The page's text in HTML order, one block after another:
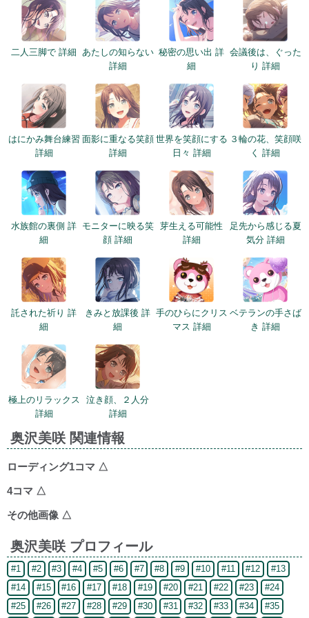
二人三脚で 詳細 あたしの知らない
詳細
秘密の思い出 詳
細
会議後は、ぐった
り 詳細
はにかみ舞台練習
詳細
面影に重なる笑顔
詳細
世界を笑顔にする
日々 詳細
３輪の花、笑顔咲
く 詳細
水族館の裏側 詳
細
モニターに映る笑
顔 詳細
芽生える可能性
詳細
足先から感じる夏
気分 詳細
託された祈り 詳
細
きみと放課後 詳
細
手のひらにクリス
マス 詳細
ベテランの手さば
き 詳細
極上のリラックス
詳細
泣き顔、２人分
詳細
奥沢美咲 関連情報
ローディング1コマ △
4コマ △
その他画像 △
奥沢美咲 プロフィール
#1 #2 #3 #4 #5 #6 #7 #8 #9 #10 #11 #12
#13
#14
#15 #16 #17 #18 #19 #20 #21 #22 #23
#24
#25
#26 #27 #28 #29 #30 #31 #32 #33 #34 #35